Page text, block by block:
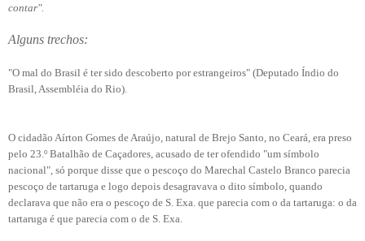
contar".
Alguns trechos:
"O mal do Brasil é ter sido descoberto por estrangeiros" (Deputado Índio do
Brasil, Assembléia do Rio).
O cidadão Aírton Gomes de Araújo, natural de Brejo Santo, no Ceará, era preso
pelo 23.º Batalhão de Caçadores, acusado de ter ofendido "um símbolo
nacional", só porque disse que o pescoço do Marechal Castelo Branco parecia
pescoço de tartaruga e logo depois desagravava o dito símbolo, quando
declarava que não era o pescoço de S. Exa. que parecia com o da tartaruga: o da
tartaruga é que parecia com o de S. Exa.